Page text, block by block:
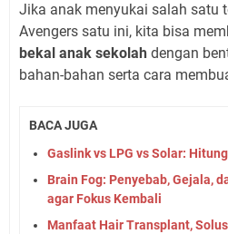
Jika anak menyukai salah satu
Avengers satu ini, kita bisa
bekal anak sekolah dengan
bahan-bahan serta cara
BACA JUGA
Gaslink vs LPG vs Solar:
Brain Fog: Penyebab, Gejala,
agar Fokus Kembali
Manfaat Hair Transplant,